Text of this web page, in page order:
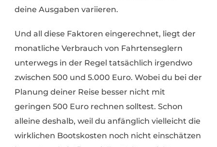
deine Ausgaben variieren.
Und all diese Faktoren eingerechnet, liegt der
monatliche Verbrauch von Fahrtenseglern
unterwegs in der Regel tatsächlich irgendwo
zwischen 500 und 5.000 Euro. Wobei du bei der
Planung deiner Reise besser nicht mit
geringen 500 Euro rechnen solltest. Schon
alleine deshalb, weil du anfänglich vielleicht die
wirklichen Bootskosten noch nicht einschätzen